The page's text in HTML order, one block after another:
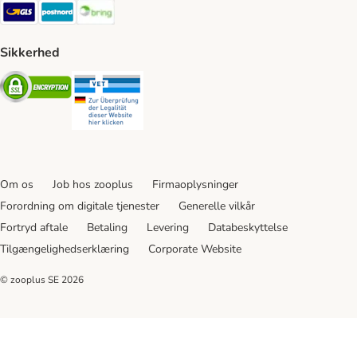
GLS Shipping Method
Postnord Shipping Method
Sikkerhed
Security
Om os Job hos zooplus
Firmaoplysninger
Forordning om digitale tjenester
Generelle vilkår
Fortryd aftale
Betaling Levering
Databeskyttelse
Tilgængelighedserklæring
Corporate Website
© zooplus SE 2026